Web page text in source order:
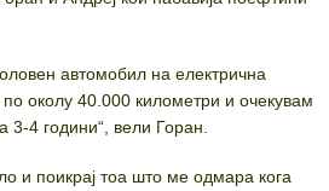
автомобил на електрична
околу 40.000 километри и очекувам
3-4 години“, вели Горан.
и поикрај тоа што ме одмара кога